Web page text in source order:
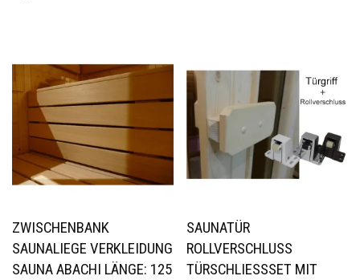
ZWISCHENBANK
SAUNALIEGE VERKLEIDUNG
SAUNA ABACHI LÄNGE: 125
SAUNATÜR
ROLLVERSCHLUSS
TÜRSCHLIESSSET MIT H